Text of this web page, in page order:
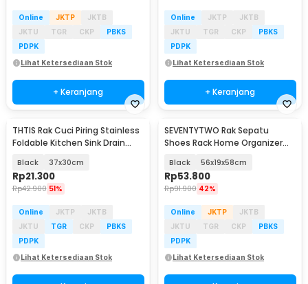
Online JKTP
JKTB
JKTU
TGR CKP
PBKS
PDPK
Lihat Ketersediaan Stok
+ Keranjang
Online JKTP
JKTB
JKTU
TGR CKP
PBKS
PDPK
Lihat Ketersediaan Stok
+ Keranjang
THTIS Rak Cuci Piring Stainless
Foldable Kitchen Sink Drain
Black 37x30cm
Rp21.300
Rp42.900 51%
Online JKTP
JKTB
JKTU
TGR CKP
PBKS
PDPK
Lihat Ketersediaan Stok
SEVENTYTWO Rak Sepatu
Shoes Rack Home Organizer
Black 56x19x58cm
Rp53.800
Rp91.900 42%
Online JKTP
JKTB
JKTU
TGR CKP
PBKS
PDPK
Lihat Ketersediaan Stok